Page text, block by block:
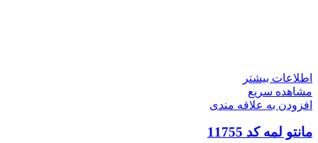
اطلاعات بیشتر
مشاهده سریع
افزودن به علاقه مندی
مانتو لمه کد 11755